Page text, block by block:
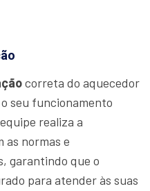
correta do aquecedor
seu funcionamento
realiza a
as normas e
garantindo que o
para atender às suas